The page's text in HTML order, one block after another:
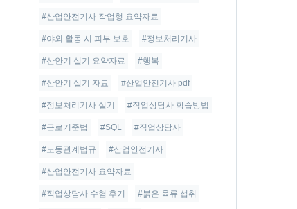
#산업안전기사 작업형 요약자료
#야외 활동 시 피부 보호 #정보처리기사
#산안기 실기 요약자료 #행복
#산안기 실기 자료 #산업안전기사 pdf
#정보처리기사 실기 #직업상담사 학습방법
#근로기준법 #SQL #직업상담사
#노동관계법규 #산업안전기사
#산업안전기사 요약자료
#직업상담사 수험 후기 #붉은 육류 섭취